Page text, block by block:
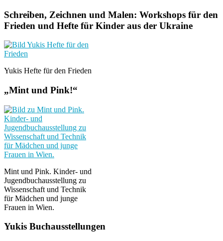
Schreiben, Zeichnen und Malen: Workshops für den
Frieden und Hefte für Kinder aus der Ukraine
Yukis Hefte für den Frieden
„Mint und Pink!“
Mint und Pink. Kinder- und
Jugendbuchausstellung zu
Wissenschaft und Technik
für Mädchen und junge
Frauen in Wien.
Yukis Buchausstellungen